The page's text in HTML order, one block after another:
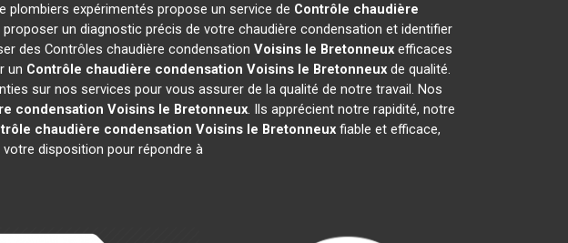
plombiers expérimentés propose un service de Contrôle chaudière
un diagnostic précis de votre chaudière condensation et identifier
des Contrôles chaudière condensation Voisins le Bretonneux efficaces
un Contrôle chaudière condensation Voisins le Bretonneuxde qualité.
sur nos services pour vous assurer de la qualité de notre travail. Nos
condensation Voisins le Bretonneux. Ils apprécient notre rapidité, notre
chaudière condensation Voisins le Bretonneux fiable et efficace,
disposition pour répondre à